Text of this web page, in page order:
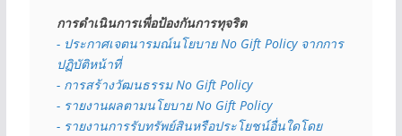
การดำเนินการเพื่อป้องกันการทุจริต
- ประกาศเจตนารมณ์นโยบาย No Gift Policy จากการ
ปฏิบัติหน้าที่
- การสร้างวัฒนธรรม No Gift Policy
- รายงานผลตามนโยบาย No Gift Policy
- รายงานการรับทรัพย์สินหรือประโยชน์อื่นใดโดย